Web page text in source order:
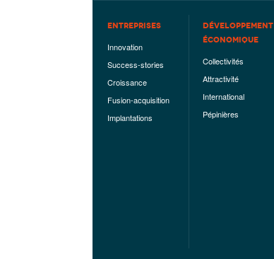
ENTREPRISES
Innovation
Success-stories
Croissance
Fusion-acquisition
Implantations
DÉVELOPPEMENT
ÉCONOMIQUE
Collectivités
Attractivité
International
Pépinières